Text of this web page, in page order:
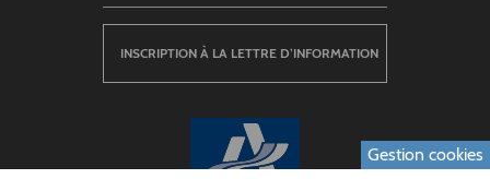
INSCRIPTION À LA LETTRE D’INFORMATION
Gestion cookies